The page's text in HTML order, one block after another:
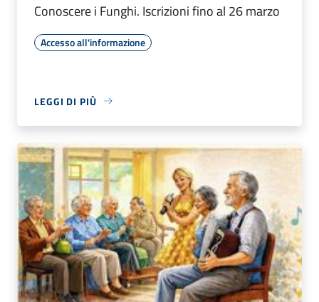
Conoscere i Funghi. Iscrizioni fino al 26 marzo
Accesso all'informazione
LEGGI DI PIÙ